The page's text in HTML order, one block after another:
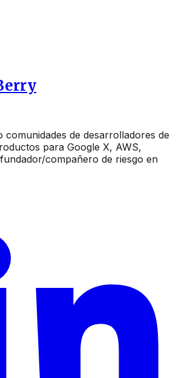
comunidades de desarrolladores de
para Google X, AWS,
compañero de riesgo en